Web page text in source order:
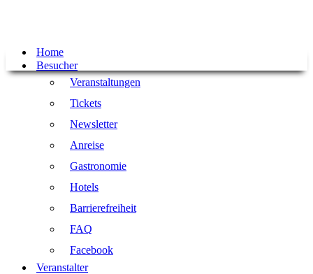
Home
Besucher
Veranstaltungen
Tickets
Newsletter
Anreise
Gastronomie
Hotels
Barrierefreiheit
FAQ
Facebook
Veranstalter